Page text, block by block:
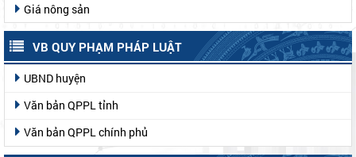
Giá nông sản
VB QUY PHẠM PHÁP LUẬT
UBND huyện
Văn bản QPPL tỉnh
Văn bản QPPL chính phủ